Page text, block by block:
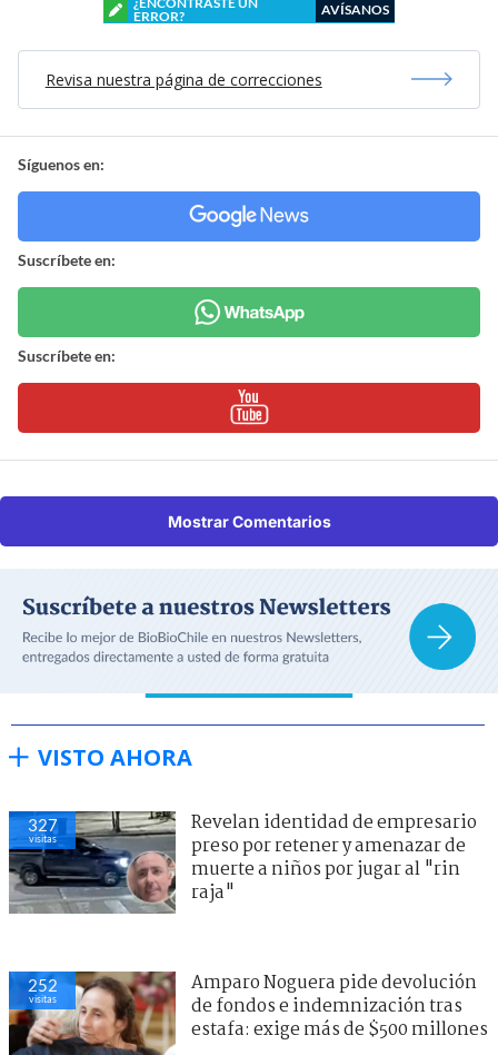
ERROR?
AVÍSANOS
Revisa nuestra página de correcciones
Síguenos en:
Suscríbete en:
Suscríbete en:
Mostrar Comentarios
VISTO AHORA
327
visitas
Revelan identidad de empresario
preso por retener y amenazar de
muerte a niños por jugar al "rin
raja"
252
visitas
Amparo Noguera pide devolución
de fondos e indemnización tras
estafa: exige más de $500 millones